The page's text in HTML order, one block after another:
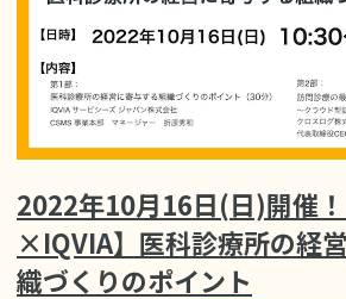
2022年10月16日(日)開催
×IQVIA】医科診療所の経
織づくりのポイント